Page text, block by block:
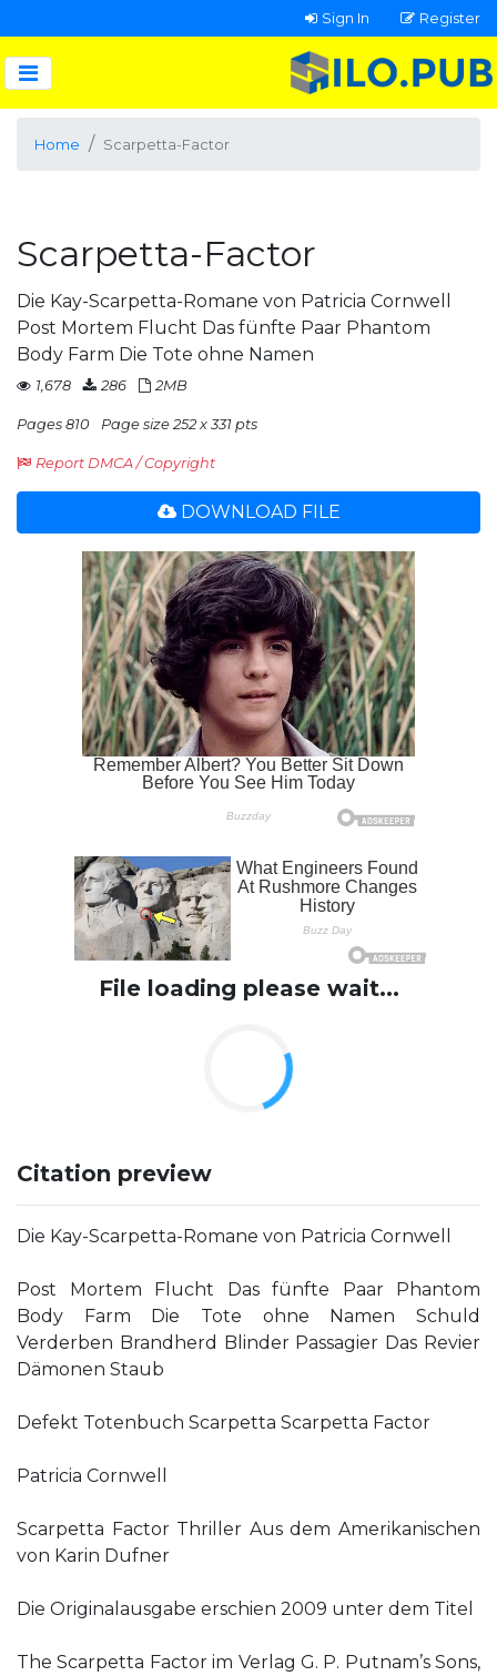
Sign In Register
Home Scarpetta-Factor
Scarpetta-Factor
Die Kay-Scarpetta-Romane von Patricia Cornwell
Post Mortem Flucht Das fünfte Paar Phantom
Body Farm Die Tote ohne Namen
1,678 286 2MB
Pages 810 Page size 252 x 331 pts
Report DMCA / Copyright
DOWNLOAD FILE
File loading please wait...
Citation preview
Die Kay-Scarpetta-Romane von Patricia Cornwell
Post Mortem Flucht Das fünfte Paar Phantom
Body Farm Die Tote ohne Namen Schuld
Verderben Brandherd Blinder Passagier Das Revier
Dämonen Staub
Defekt Totenbuch Scarpetta Scarpetta Factor
Patricia Cornwell
Scarpetta Factor Thriller Aus dem Amerikanischen
von Karin Dufner
Die Originalausgabe erschien 2009 unter dem Titel
The Scarpetta Factor im Verlag G. P. Putnam’s Sons,